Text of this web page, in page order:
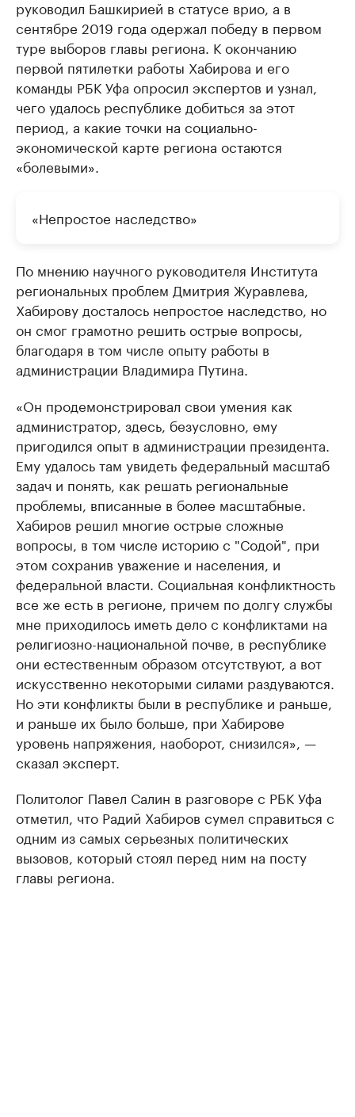
руководил Башкирией в статусе врио, а в
сентябре 2019 года одержал победу в первом
туре выборов главы региона. К окончанию
первой пятилетки работы Хабирова и его
команды РБК Уфа опросил экспертов и узнал,
чего удалось республике добиться за этот
период, а какие точки на социально-
экономической карте региона остаются
«болевыми».
«Непростое наследство»
По мнению научного руководителя Института
региональных проблем Дмитрия Журавлева,
Хабирову досталось непростое наследство, но
он смог грамотно решить острые вопросы,
благодаря в том числе опыту работы в
администрации Владимира Путина.
«Он продемонстрировал свои умения как
администратор, здесь, безусловно, ему
пригодился опыт в администрации президента.
Ему удалось там увидеть федеральный масштаб
задач и понять, как решать региональные
проблемы, вписанные в более масштабные.
Хабиров решил многие острые сложные
вопросы, в том числе историю с "Содой", при
этом сохранив уважение и населения, и
федеральной власти. Социальная конфликтность
все же есть в регионе, причем по долгу службы
мне приходилось иметь дело с конфликтами на
религиозно-национальной почве, в республике
они естественным образом отсутствуют, а вот
искусственно некоторыми силами раздуваются.
Но эти конфликты были в республике и раньше,
и раньше их было больше, при Хабирове
уровень напряжения, наоборот, снизился», —
сказал эксперт.
Политолог Павел Салин в разговоре с РБК Уфа
отметил, что Радий Хабиров сумел справиться с
одним из самых серьезных политических
вызовов, который стоял перед ним на посту
главы региона.